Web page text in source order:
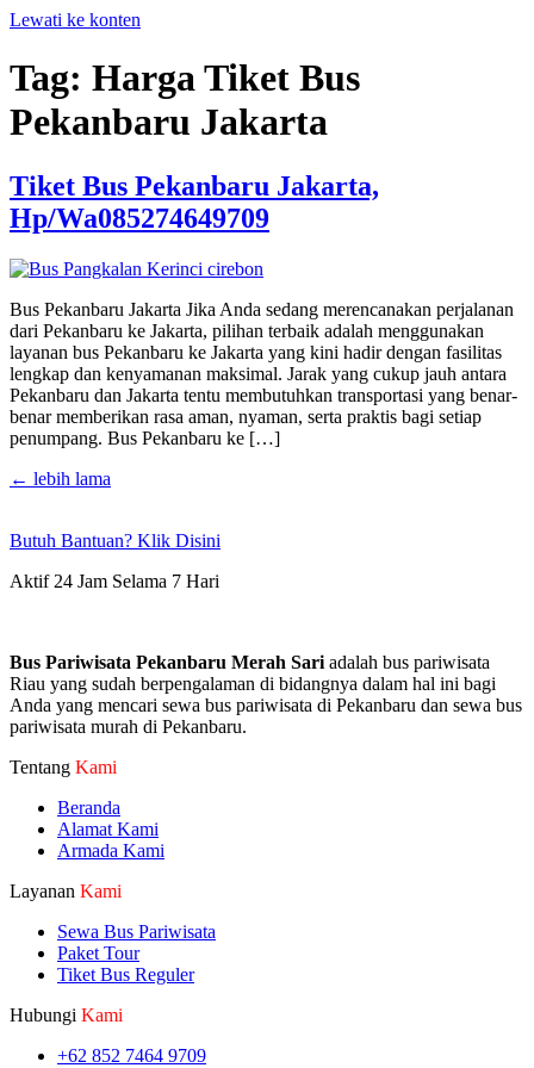
Lewati ke konten
Tag: Harga Tiket Bus
Pekanbaru Jakarta
Tiket Bus Pekanbaru Jakarta,
Hp/Wa085274649709
Bus Pekanbaru Jakarta Jika Anda sedang merencanakan perjalanan
dari Pekanbaru ke Jakarta, pilihan terbaik adalah menggunakan
layanan bus Pekanbaru ke Jakarta yang kini hadir dengan fasilitas
lengkap dan kenyamanan maksimal. Jarak yang cukup jauh antara
Pekanbaru dan Jakarta tentu membutuhkan transportasi yang benar-
benar memberikan rasa aman, nyaman, serta praktis bagi setiap
penumpang. Bus Pekanbaru ke […]
← lebih lama
Butuh Bantuan? Klik Disini
Aktif 24 Jam Selama 7 Hari
Bus Pariwisata Pekanbaru Merah Sari adalah bus pariwisata
Riau yang sudah berpengalaman di bidangnya dalam hal ini bagi
Anda yang mencari sewa bus pariwisata di Pekanbaru dan sewa bus
pariwisata murah di Pekanbaru.
Tentang Kami
Beranda
Alamat Kami
Armada Kami
Layanan Kami
Sewa Bus Pariwisata
Paket Tour
Tiket Bus Reguler
Hubungi Kami
+62 852 7464 9709